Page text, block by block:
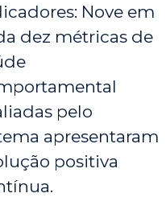
Nove em
dez métricas de
pelo
apresentaram
positiva